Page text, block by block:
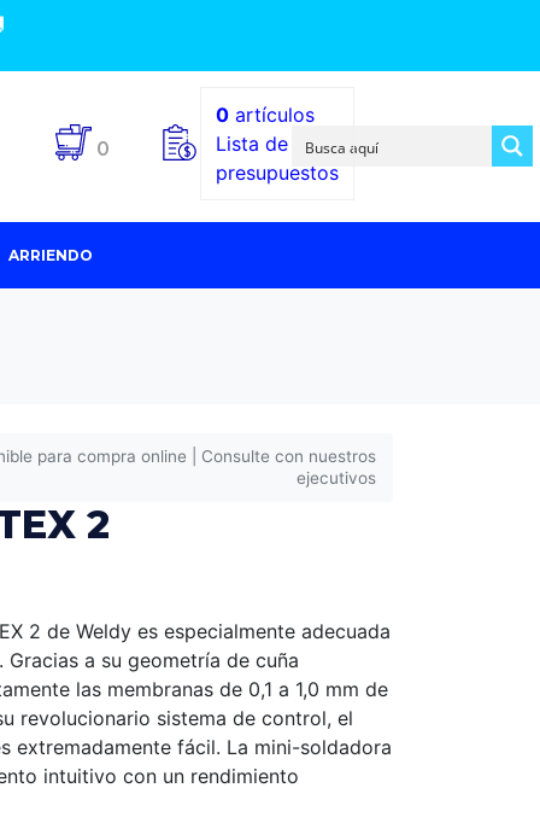
0
0artículos
Lista de
presupuestos
ARRIENDO
para compra online | Consulte con nuestros
ejecutivos
2
2 de Weldy es especialmente adecuada
a su geometría de cuña
las membranas de 0,1 a 1,0 mm de
revolucionario sistema de control, el
extremadamente fácil. La mini-soldadora
intuitivo con un rendimiento